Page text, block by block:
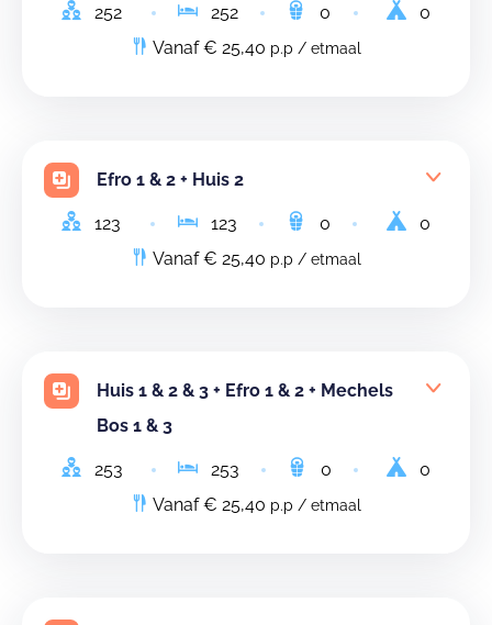
252 252 0
0
Vanaf € 25,40 p.p / etmaal
Efro 1 & 2 + Huis 2
123 123 0
0
Vanaf € 25,40 p.p / etmaal
Huis 1 & 2 & 3 + Efro 1 & 2 + Mechels
Bos 1 & 3
253 253 0
0
Vanaf € 25,40 p.p / etmaal